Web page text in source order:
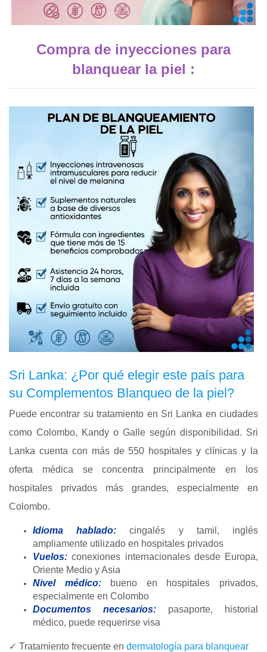
Compra de inyecciones para
blanquear la piel :
Sri Lanka: ¿Por qué elegir este país para
su Complementos Blanqueo de la piel?
Puede encontrar su tratamiento en Sri Lanka en ciudades
como Colombo, Kandy o Galle según disponibilidad. Sri
Lanka cuenta con más de 550 hospitales y clínicas y la
oferta médica se concentra principalmente en los
hospitales privados más grandes, especialmente en
Colombo.
Idioma hablado:cingalés y tamil, inglés
ampliamente utilizado en hospitales privados
Vuelos:conexiones internacionales desde Europa,
Oriente Medio y Asia
Nivel médico:
bueno en hospitales privados,
especialmente en Colombo
Documentos necesarios: pasaporte, historial
médico, puede requerirse visa
✓ Tratamiento frecuente en dermatología para blanquear